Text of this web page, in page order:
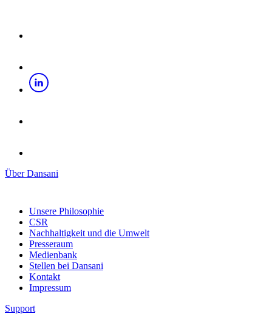
Über Dansani
Unsere Philosophie
CSR
Nachhaltigkeit und die Umwelt
Presseraum
Medienbank
Stellen bei Dansani
Kontakt
Impressum
Support